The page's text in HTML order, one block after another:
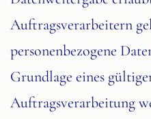
Auftragsverarbeitern
personenbezogene
Grundlage eines
Auftragsverarbeitung